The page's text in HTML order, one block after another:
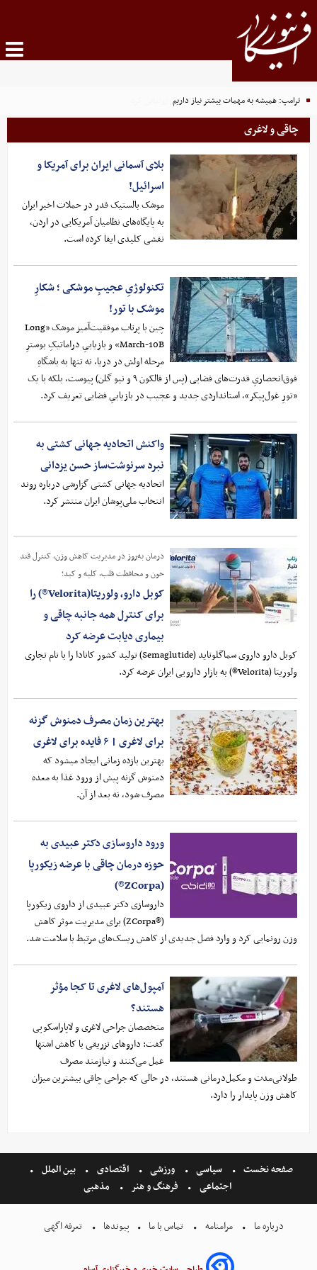
ترامپ: همیشه به مهمات بیشتر نیاز داریم
چاقی و لاغری
بلای آسمانی ایران برای آمریکا و
اسرائیل!
موشک بالستیک قدر در حملات اخیر ایران
به پایگاه‌های نظامیان آمریکایی در اردن،
نقشی کلیدی ایفا کرده است.
تکنولوژیِ عجیبِ موشکی ؛ شکارِ
موشک با تور!
چین با پرتاب موفقیت‌آمیز موشک «Long
March-10B» و بازیابیِ دراماتیکِ بوسترِ
مرحله اولش در دریا، نه تنها به باشگاهِ
فوق‌انحصاریِ قدرت‌های فضایی (پس از فالکون ۹ و نیو گلن) پیوست، بلکه با یک
«تورِ غول‌پیکر»، استانداردی جدید و عجیب در بازیابیِ فضایی تعریف کرد.
واکنش اتحادیه جهانی کشتی به
نبرد سرنوشت‌ساز حسن یزدانی
اتحادیه جهانی کشتی گزارشی درباره روند
انتخاب ملی‌پوشان ایران منتشر کرد.
درمان به‌روز در مدیریت کاهش وزن، کنترل قند
خون و محافظت قلب، کلیه و کبد؛
کوبل دارو، ولوریتا(Velorita®) را
برای کنترل همه جانبه چاقی و
بیماری دیابت عرضه کرد
کوبل دارو داروی سماگلوتاید (Semaglutide) تولید کشور کانادا را با نام تجاری
ولوریتا (Velorita®) به بازار دارویی ایران عرضه کرد.
بهترین زمان مصرف دمنوش گزنه
برای لاغری | ۶ فایده برای لاغری
بهترین بازده زمانی ایجاد میشود که
دمنوش گزنه پیش از ورود غذا به معده
مصرف شود، نه بعد از آن.
ورود داروسازی دکتر عبیدی به
حوزه درمان چاقی با عرضه زیکورپا
(ZCorpa®)
داروسازی دکتر عبیدی از داروی زیکورپا
(®ZCorpa) برای مدیریت موثر کاهش
وزن رونمایی کرد و وارد فصل جدیدی از کاهش ریسک‌های مرتبط با سلامت شد.
آمپول‌های لاغری تا کجا مؤثر
هستند؟
متخصصان جراحی لاغری و لاپاراسکوپی
گفت: داروهای تزریقی با کاهش اشتها
عمل می‌کنند و نیازمند مصرف
طولانی‌مدت و مکمل‌درمانی هستند، در حالی که جراحی چاقی بیشترین میزان
کاهش وزن پایدار را دارد.
صفحه نخست سیاسی ورزشی اقتصادی
بین الملل
اجتماعی
فرهنگ و هنر مذهبی
درباره ما مرامنامه تماس با ما پیوندها تعرفه اگهی